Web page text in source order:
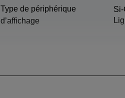
Type de périphérique
d’affichage